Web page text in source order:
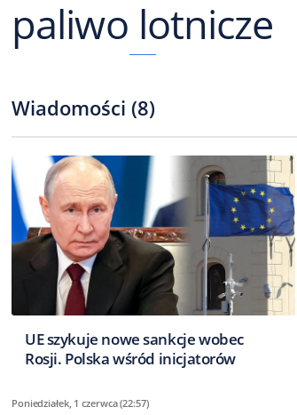
paliwo lotnicze
Wiadomości (8)
UE szykuje nowe sankcje wobec
Rosji. Polska wśród inicjatorów
Poniedziałek, 1 czerwca (22:57)